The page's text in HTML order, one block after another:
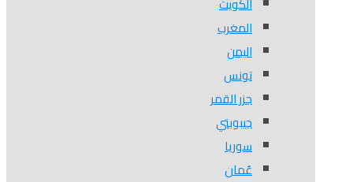
الكويت
المغرب
اليمن
تونس
جزر القمر
جيبوبتي
سوريا
عُمان